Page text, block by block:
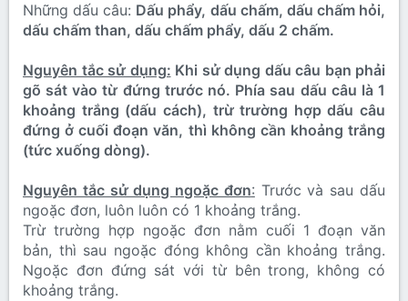
Những dấu câu: Dấu phẩy, dấu chấm, dấu chấm hỏi,
dấu chấm than, dấu chấm phẩy, dấu 2 chấm.
Nguyên tắc sử dụng: Khi sử dụng dấu câu bạn phải
gõ sát vào từ đứng trước nó. Phía sau dấu câu là 1
khoảng trắng (dấu cách), trừ trường hợp dấu câu
đứng ở cuối đoạn văn, thì không cần khoảng trắng
(tức xuống dòng).
Nguyên tắc sử dụng ngoặc đơn: Trước và sau dấu
ngoặc đơn, luôn luôn có 1 khoảng trắng.
Trừ trường hợp ngoặc đơn nằm cuối 1 đoạn văn
bản, thì sau ngoặc đóng không cần khoảng trắng.
Ngoặc đơn đứng sát với từ bên trong, không có
khoảng trắng.